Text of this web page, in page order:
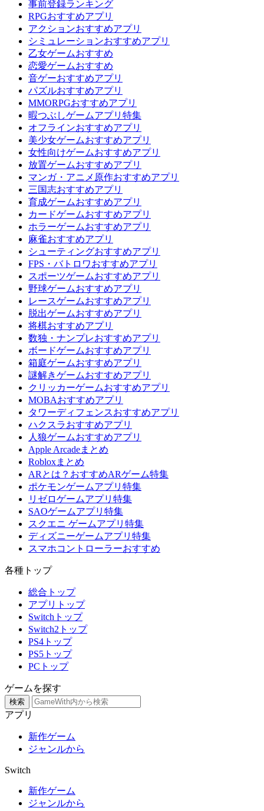
事前登録ランキング
RPGおすすめアプリ
アクションおすすめアプリ
シミュレーションおすすめアプリ
乙女ゲームおすすめ
恋愛ゲームおすすめ
音ゲーおすすめアプリ
パズルおすすめアプリ
MMORPGおすすめアプリ
暇つぶしゲームアプリ特集
オフラインおすすめアプリ
美少女ゲームおすすめアプリ
女性向けゲームおすすめアプリ
放置ゲームおすすめアプリ
マンガ・アニメ原作おすすめアプリ
三国志おすすめアプリ
育成ゲームおすすめアプリ
カードゲームおすすめアプリ
ホラーゲームおすすめアプリ
麻雀おすすめアプリ
シューティングおすすめアプリ
FPS・バトロワおすすめアプリ
スポーツゲームおすすめアプリ
野球ゲームおすすめアプリ
レースゲームおすすめアプリ
脱出ゲームおすすめアプリ
将棋おすすめアプリ
数独・ナンプレおすすめアプリ
ボードゲームおすすめアプリ
箱庭ゲームおすすめアプリ
謎解きゲームおすすめアプリ
クリッカーゲームおすすめアプリ
MOBAおすすめアプリ
タワーディフェンスおすすめアプリ
ハクスラおすすめアプリ
人狼ゲームおすすめアプリ
Apple Arcadeまとめ
Robloxまとめ
ARとは？おすすめARゲーム特集
ポケモンゲームアプリ特集
リゼロゲームアプリ特集
SAOゲームアプリ特集
スクエニ ゲームアプリ特集
ディズニーゲームアプリ特集
スマホコントローラーおすすめ
各種トップ
総合トップ
アプリトップ
Switchトップ
Switch2トップ
PS4トップ
PS5トップ
PCトップ
ゲームを探す
検索
アプリ
新作ゲーム
ジャンルから
Switch
新作ゲーム
ジャンルから